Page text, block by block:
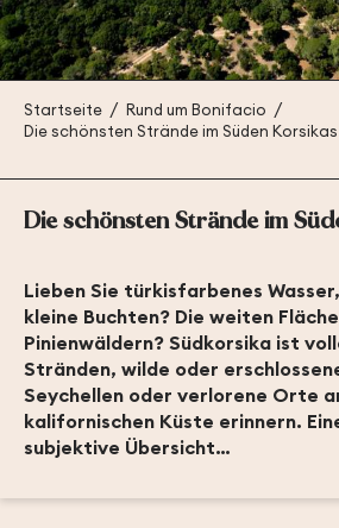
Startseite
Rund um Bonifacio
Die schönsten Strände im Süden Korsikas
Die schönsten Strände im
Lieben Sie türkisfarbenes
kleine Buchten? Die weiten
Pinienwäldern? Südkorsika ist
Stränden, wilde oder
Seychellen oder verlorene Orte
kalifornischen Küste erinnern.
subjektive Übersicht…